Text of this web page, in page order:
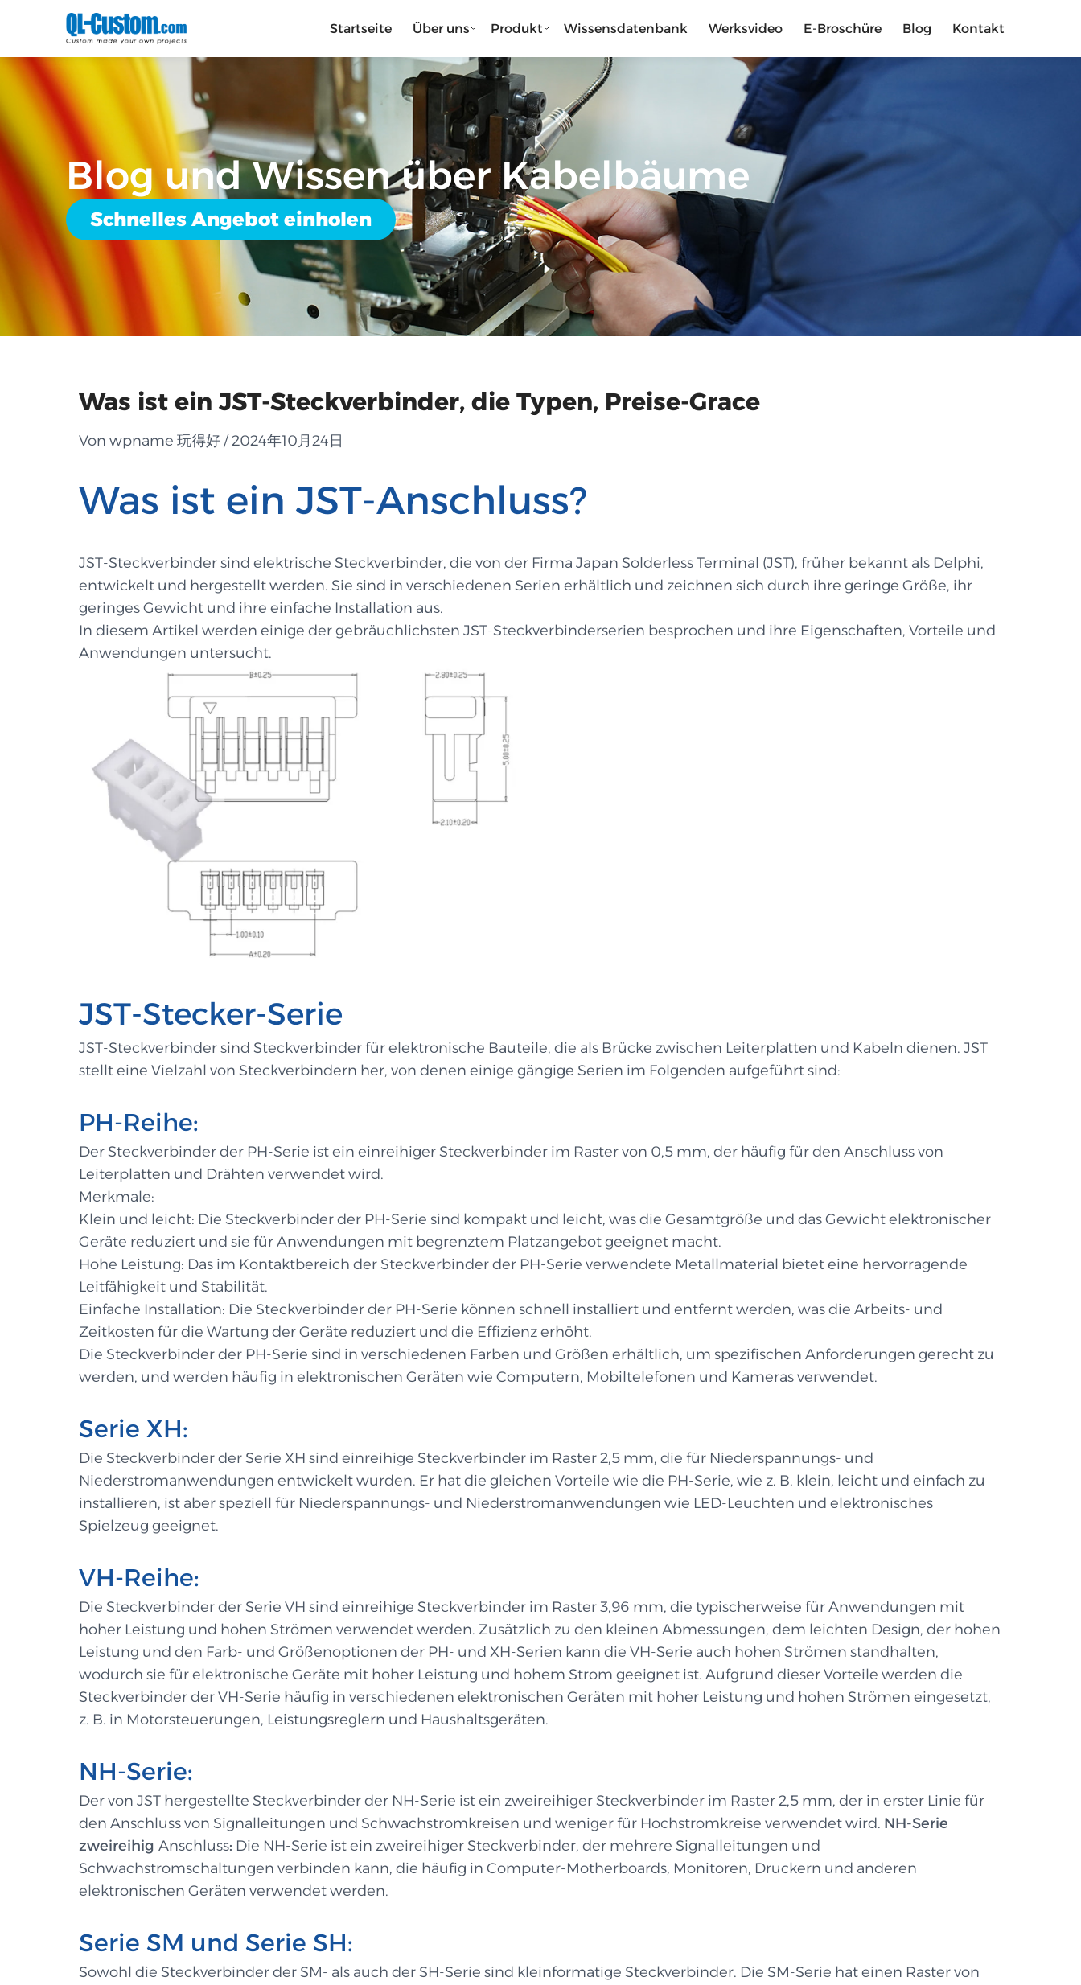
Startseite Über uns Produkt Wissensdatenbank Werksvideo E-Broschüre Blog Kontakt
Blog und Wissen über Kabelbäume
Schnelles Angebot einholen
Was ist ein JST-Steckverbinder, die Typen, Preise-Grace
Von wpname 玩得好 / 2024年10月24日
Was ist ein JST-Anschluss?
JST-Steckverbinder sind elektrische Steckverbinder, die von der Firma Japan Solderless Terminal (JST), früher bekannt als Delphi,
entwickelt und hergestellt werden. Sie sind in verschiedenen Serien erhältlich und zeichnen sich durch ihre geringe Größe, ihr
geringes Gewicht und ihre einfache Installation aus.
In diesem Artikel werden einige der gebräuchlichsten JST-Steckverbinderserien besprochen und ihre Eigenschaften, Vorteile und
Anwendungen untersucht.
JST-Stecker-Serie
JST-Steckverbinder sind Steckverbinder für elektronische Bauteile, die als Brücke zwischen Leiterplatten und Kabeln dienen. JST
stellt eine Vielzahl von Steckverbindern her, von denen einige gängige Serien im Folgenden aufgeführt sind:
PH-Reihe:
Der Steckverbinder der PH-Serie ist ein einreihiger Steckverbinder im Raster von 0,5 mm, der häufig für den Anschluss von
Leiterplatten und Drähten verwendet wird.
Merkmale:
Klein und leicht: Die Steckverbinder der PH-Serie sind kompakt und leicht, was die Gesamtgröße und das Gewicht elektronischer
Geräte reduziert und sie für Anwendungen mit begrenztem Platzangebot geeignet macht.
Hohe Leistung: Das im Kontaktbereich der Steckverbinder der PH-Serie verwendete Metallmaterial bietet eine hervorragende
Leitfähigkeit und Stabilität.
Einfache Installation: Die Steckverbinder der PH-Serie können schnell installiert und entfernt werden, was die Arbeits- und
Zeitkosten für die Wartung der Geräte reduziert und die Effizienz erhöht.
Die Steckverbinder der PH-Serie sind in verschiedenen Farben und Größen erhältlich, um spezifischen Anforderungen gerecht zu
werden, und werden häufig in elektronischen Geräten wie Computern, Mobiltelefonen und Kameras verwendet.
Serie XH:
Die Steckverbinder der Serie XH sind einreihige Steckverbinder im Raster 2,5 mm, die für Niederspannungs- und
Niederstromanwendungen entwickelt wurden. Er hat die gleichen Vorteile wie die PH-Serie, wie z. B. klein, leicht und einfach zu
installieren, ist aber speziell für Niederspannungs- und Niederstromanwendungen wie LED-Leuchten und elektronisches
Spielzeug geeignet.
VH-Reihe:
Die Steckverbinder der Serie VH sind einreihige Steckverbinder im Raster 3,96 mm, die typischerweise für Anwendungen mit
hoher Leistung und hohen Strömen verwendet werden. Zusätzlich zu den kleinen Abmessungen, dem leichten Design, der hohen
Leistung und den Farb- und Größenoptionen der PH- und XH-Serien kann die VH-Serie auch hohen Strömen standhalten,
wodurch sie für elektronische Geräte mit hoher Leistung und hohem Strom geeignet ist. Aufgrund dieser Vorteile werden die
Steckverbinder der VH-Serie häufig in verschiedenen elektronischen Geräten mit hoher Leistung und hohen Strömen eingesetzt,
z. B. in Motorsteuerungen, Leistungsreglern und Haushaltsgeräten.
NH-Serie:
Der von JST hergestellte Steckverbinder der NH-Serie ist ein zweireihiger Steckverbinder im Raster 2,5 mm, der in erster Linie für
den Anschluss von Signalleitungen und Schwachstromkreisen und weniger für Hochstromkreise verwendet wird. NH-Serie
zweireihig Anschluss: Die NH-Serie ist ein zweireihiger Steckverbinder, der mehrere Signalleitungen und
Schwachstromschaltungen verbinden kann, die häufig in Computer-Motherboards, Monitoren, Druckern und anderen
elektronischen Geräten verwendet werden.
Serie SM und Serie SH:
Sowohl die Steckverbinder der SM- als auch der SH-Serie sind kleinformatige Steckverbinder. Die SM-Serie hat einen Raster von